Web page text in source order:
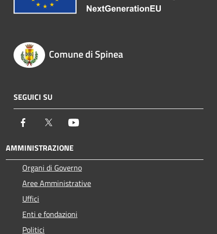
Comune di Spinea
SEGUICI SU
Facebook Twitter
AMMINISTRAZIONE
Organi di Governo
Aree Amministrative
Uffici
Enti e fondazioni
Politici